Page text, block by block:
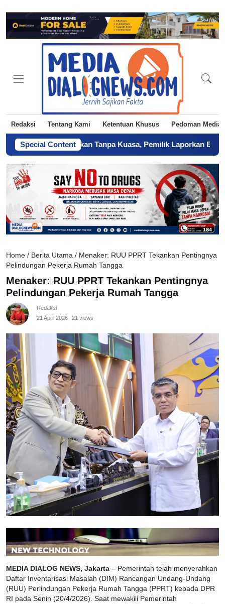
Redaksi Tentang Kami Ketentuan Khusus Pedoman Media
Special Content
Diserahkan Tanpa Kuasa, Pemilik Laporkan BPN Parepare
Home / Berita Utama / Menaker: RUU PPRT Tekankan Pentingnya
Pelindungan Pekerja Rumah Tangga
Menaker: RUU PPRT Tekankan Pentingnya
Pelindungan Pekerja Rumah Tangga
Redaksi
21 April 2026
21 views
MEDIA DIALOG NEWS, Jakarta – Pemerintah telah menyerahkan
Daftar Inventarisasi Masalah (DIM) Rancangan Undang-Undang
(RUU) Perlindungan Pekerja Rumah Tangga (PPRT) kepada DPR
RI pada Senin (20/4/2026). Saat mewakili Pemerintah